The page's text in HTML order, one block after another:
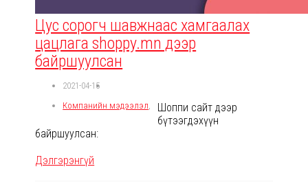
Цус сорогч шавжнаас хамгаалах
цацлага shoppy.mn дээр
байршуулсан
2021-04-15
Компанийн мэдээлэл,
Шоппи сайт дээр
бүтээгдэхүүн
байршуулсан:
Дэлгэрэнгүй